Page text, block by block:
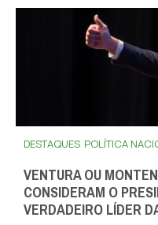
DESTAQUES POLÍTICA
VENTURA OU
CONSIDERAM O
VERDADEIRO LÍDER